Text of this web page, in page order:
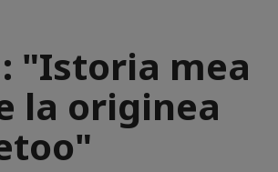
"Istoria mea
la originea